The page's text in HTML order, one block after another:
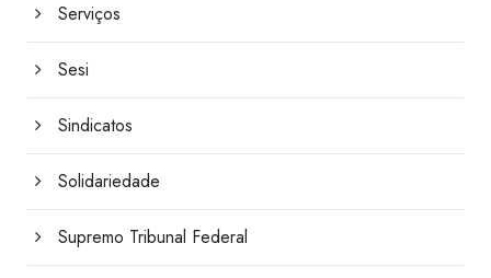
Serviços
Sesi
Sindicatos
Solidariedade
Supremo Tribunal Federal